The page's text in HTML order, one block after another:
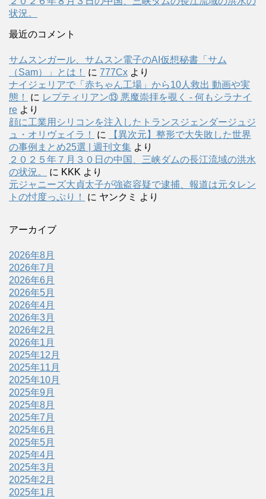
状況。
最近のコメント
サムスンガール、サムスン電子のAI仮想秘書「サム
（Sam）」とは！
に 777Cx より
ナイジェリアで「赤ちゃん工場」から10人救出 動画や実
態！
に レプティリアン⑬ 悪魔崇拝を覗く - 何もシラナイ
re より
顔に工業用シリコンを注入したトランスジェンダージュジ
ュ・オリヴェイラ！
に
【異次元】整形で大失敗した世界
の事例まとめ25選 | 週刊文集 より
２０２５年７月３０日の中国、三峡ダムの長江流域の洪水
の状況。
に KKK より
元ジャニーズ大貞太子が強盗容疑で逮捕、報道は元タレン
トの忖度っぷり！
に ヤンクミ より
アーカイブ
2026年8月
2026年7月
2026年6月
2026年5月
2026年4月
2026年3月
2026年2月
2026年1月
2025年12月
2025年11月
2025年10月
2025年9月
2025年8月
2025年7月
2025年6月
2025年5月
2025年4月
2025年3月
2025年2月
2025年1月